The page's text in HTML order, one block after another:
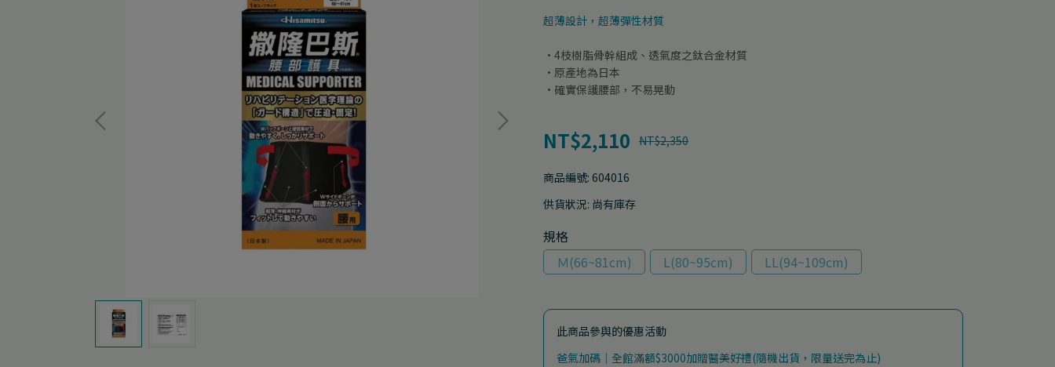
超薄設計，超薄彈性材質
·4枝樹脂骨幹組成、透氣度之鈦合金材質
·原產地為日本
·確實保護腰部，不易晃動
NT$2,110 NT$2,350
商品編號: 604016
供貨狀況: 尚有庫存
規格
Ｍ(66~81cm)
L(80~95cm) LL(94~109cm)
此商品參與的優惠活動
爸氣加碼｜全館滿額$3000加贈醫美好禮(隨機出貨，限量送完為止)